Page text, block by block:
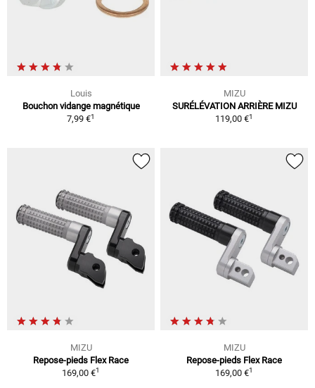
Louis
Bouchon vidange magnétique
7,99 €1
MIZU
SURÉLÉVATION ARRIÈRE MIZU
119,00 €1
MIZU
Repose-pieds Flex Race
169,00 €1
MIZU
Repose-pieds Flex Race
169,00 €1